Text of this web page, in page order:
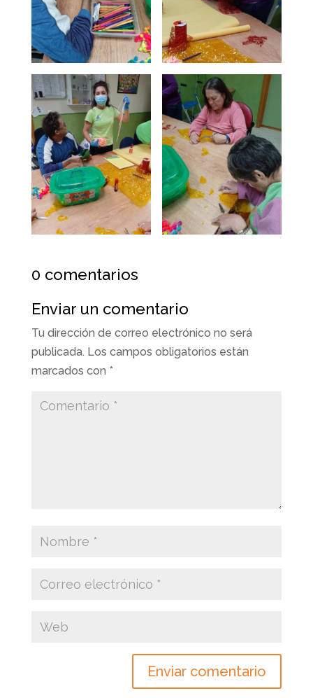
0 comentarios
Enviar un comentario
Tu dirección de correo electrónico no será
publicada. Los campos obligatorios están
marcados con *
Enviar comentario